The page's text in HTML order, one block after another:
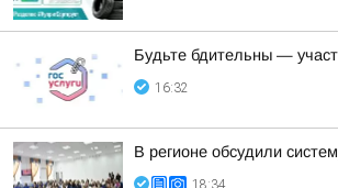
Будьте бдительны —
16:32
В регионе обсудили
18:34